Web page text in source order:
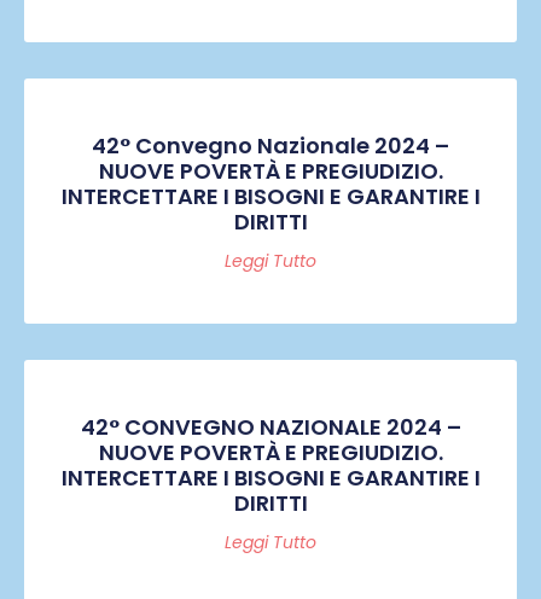
42° Convegno Nazionale 2024 –
NUOVE POVERTÀ E PREGIUDIZIO.
INTERCETTARE I BISOGNI E GARANTIRE I
DIRITTI
Leggi Tutto
42° CONVEGNO NAZIONALE 2024 –
NUOVE POVERTÀ E PREGIUDIZIO.
INTERCETTARE I BISOGNI E GARANTIRE I
DIRITTI
Leggi Tutto